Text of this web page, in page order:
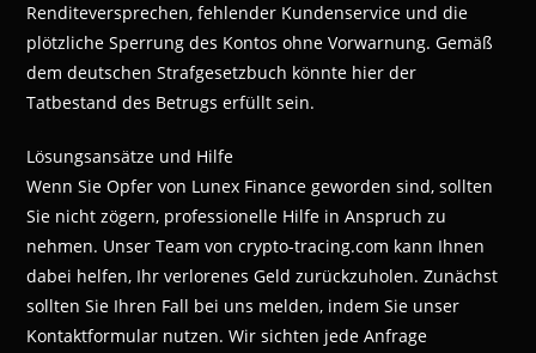
Renditeversprechen, fehlender Kundenservice und die
plötzliche Sperrung des Kontos ohne Vorwarnung. Gemäß
dem deutschen Strafgesetzbuch könnte hier der
Tatbestand des Betrugs erfüllt sein.
Lösungsansätze und Hilfe
Wenn Sie Opfer von Lunex Finance geworden sind, sollten
Sie nicht zögern, professionelle Hilfe in Anspruch zu
nehmen. Unser Team von crypto-tracing.com kann Ihnen
dabei helfen, Ihr verlorenes Geld zurückzuholen. Zunächst
sollten Sie Ihren Fall bei uns melden, indem Sie unser
Kontaktformular nutzen. Wir sichten jede Anfrage